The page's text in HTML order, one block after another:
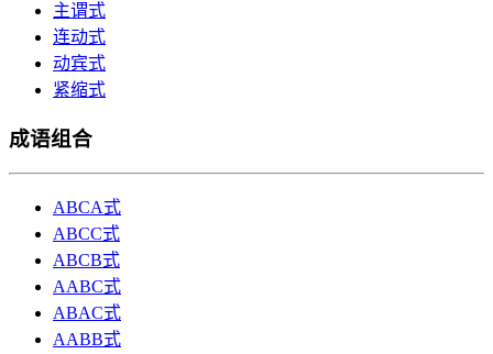
主谓式
连动式
动宾式
紧缩式
成语组合
ABCA式
ABCC式
ABCB式
AABC式
ABAC式
AABB式